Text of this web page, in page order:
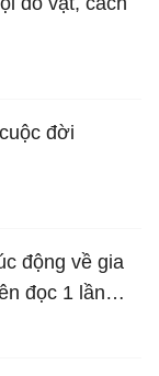
đời
động về gia
đọc 1 lần